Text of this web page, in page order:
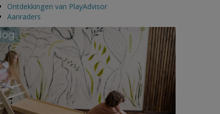
Ontdekkingen van PlayAdvisor
Aanraders